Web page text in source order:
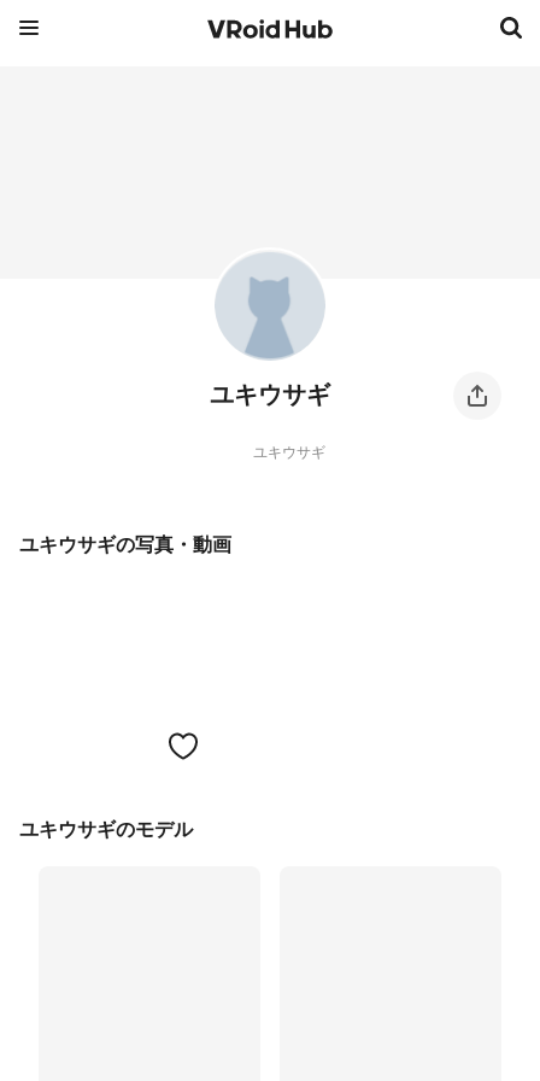
ユキウサギ
ユキウサギ
ユキウサギの写真・動画
ユキウサギのモデル